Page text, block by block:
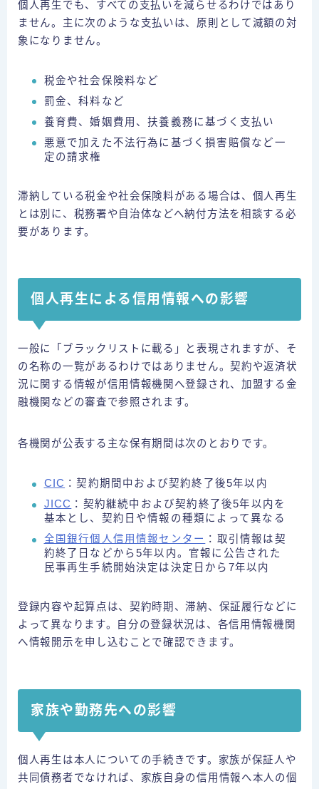
個人再生でも、すべての支払いを減らせるわけではあり
ません。主に次のような支払いは、原則として減額の対
象になりません。
税金や社会保険料など
罰金、科料など
養育費、婚姻費用、扶養義務に基づく支払い
悪意で加えた不法行為に基づく損害賠償など一
定の請求権
滞納している税金や社会保険料がある場合は、個人再生
とは別に、税務署や自治体などへ納付方法を相談する必
要があります。
個人再生による信用情報への影響
一般に「ブラックリストに載る」と表現されますが、そ
の名称の一覧があるわけではありません。契約や返済状
況に関する情報が信用情報機関へ登録され、加盟する金
融機関などの審査で参照されます。
各機関が公表する主な保有期間は次のとおりです。
CIC ：契約期間中および契約終了後5年以内
JICC ：契約継続中および契約終了後5年以内を
基本とし、契約日や情報の種類によって異なる
全国銀行個人信用情報センター ：取引情報は契
約終了日などから5年以内。官報に公告された
民事再生手続開始決定は決定日から7年以内
登録内容や起算点は、契約時期、滞納、保証履行などに
よって異なります。自分の登録状況は、各信用情報機関
へ情報開示を申し込むことで確認できます。
家族や勤務先への影響
個人再生は本人についての手続きです。家族が保証人や
共同債務者でなければ、家族自身の信用情報へ本人の個